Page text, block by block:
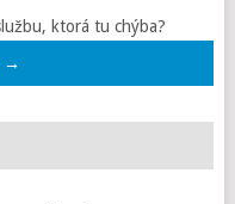
ktorá tu chýba?
→